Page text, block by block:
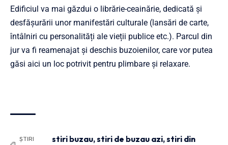
Edificiul va mai găzdui o librărie-ceainărie, dedicată și
desfășurării unor manifestări culturale (lansări de carte,
întâlniri cu personalități ale vieții publice etc.). Parcul din
jur va fi reamenajat și deschis buzoienilor, care vor putea
găsi aici un loc potrivit pentru plimbare și relaxare.
ȘTIRI
stiri buzau,stiri de buzau azi,stiri din